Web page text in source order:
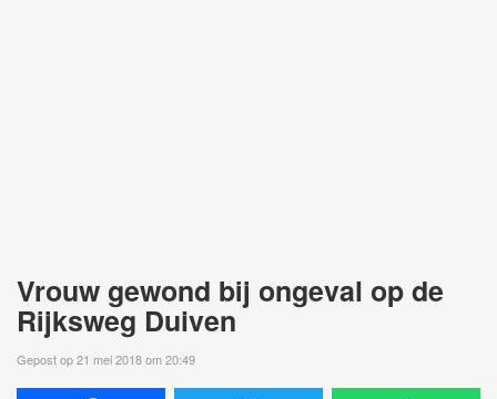
Vrouw gewond bij ongeval op de
Rijksweg Duiven
Gepost op 21 mei 2018 om 20:49